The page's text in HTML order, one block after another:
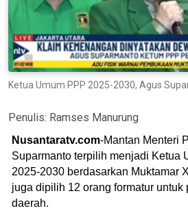
Ketua Umum PPP 2025-2030, Agus
Penulis: Ramses Manurung
Nusantaratv.com-Mantan Menteri
Suparmanto terpilih menjadi Ketua
2025-2030 berdasarkan Muktamar
juga dipilih 12 orang formatur untuk
daerah.